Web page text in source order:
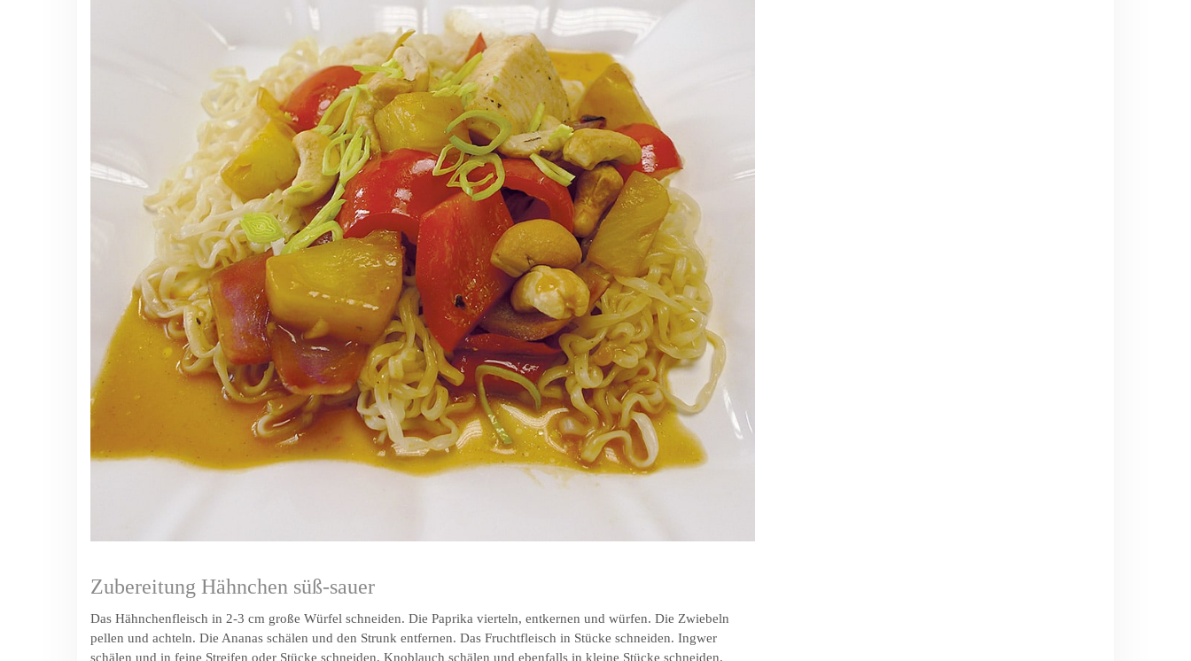
Zubereitung Hähnchen süß-sauer
Das Hähnchenfleisch in 2-3 cm große Würfel schneiden. Die Paprika vierteln, entkernen und würfen. Die Zwiebeln
pellen und achteln. Die Ananas schälen und den Strunk entfernen. Das Fruchtfleisch in Stücke schneiden. Ingwer
schälen und in feine Streifen oder Stücke schneiden, Knoblauch schälen und ebenfalls in kleine Stücke schneiden.